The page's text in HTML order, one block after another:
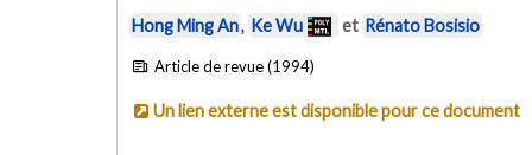
Hong Ming An, Ke Wu et Rénato Bosisio
Article de revue (1994)
Un lien externe est disponible pour ce document